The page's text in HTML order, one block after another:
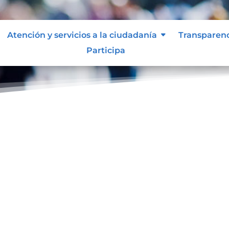
Atención y servicios a la ciudadanía
Participa